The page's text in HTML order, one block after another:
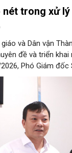
nét trong xử
và Dân vận
đề và triển khai
Phó Giám đốc
tin về việc tổ
xử lý úng ngập trên